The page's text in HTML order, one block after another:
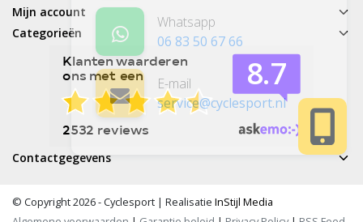
Mijn account
Categorieën
Contactgegevens
© Copyright 2026 - Cyclesport | Realisatie InStijl Media
Whatsapp
06 83 50 67 66
E-mail
service@cyclesport.nl